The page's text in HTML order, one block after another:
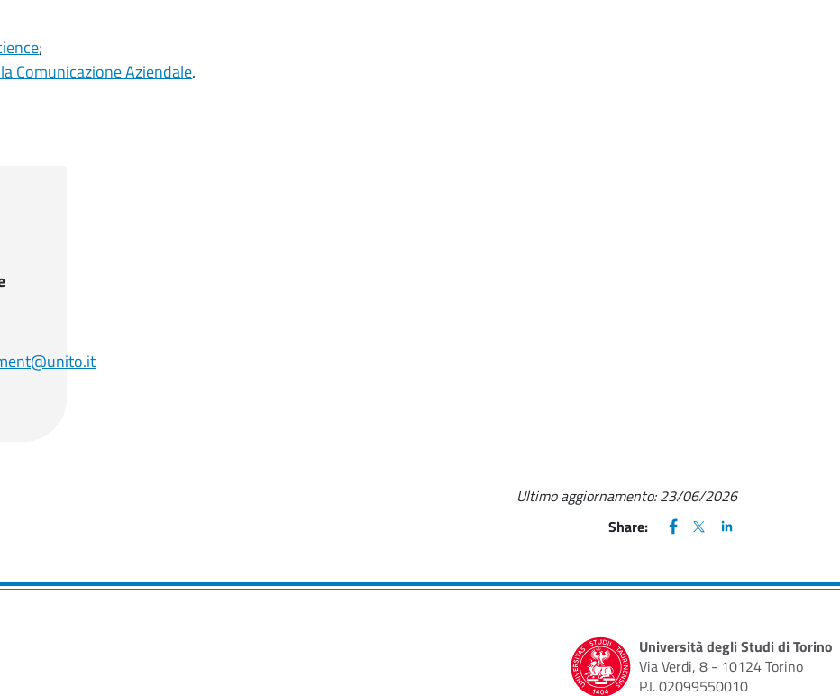
;
Comunicazione Aziendale.
Ultimo aggiornamento:23/06/2026
Share:
FACEBOOK
(apre una nuova finestra)
X
(apre una nuova
LINKEDIN
(apre una nuova
Università degli Studi di Torino
Via Verdi, 8 - 10124 Torino
P.I. 02099550010